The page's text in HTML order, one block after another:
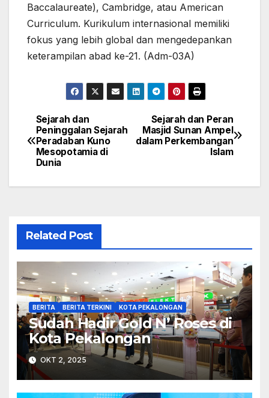
Baccalaureate), Cambridge, atau American
Curriculum. Kurikulum internasional memiliki
fokus yang lebih global dan mengedepankan
keterampilan abad ke-21. (Adm-03A)
Navigasi
pos
Sejarah dan Peran
Masjid Sunan Ampel
dalam Perkembangan
Islam
Sejarah dan
Peninggalan Sejarah
Peradaban Kuno
Mesopotamia di
Dunia
Related Post
BERITA BERITA TERKINI KOTA PEKALONGAN
Sudah Hadir Gold N’ Roses di
Kota Pekalongan
OKT 2, 2025